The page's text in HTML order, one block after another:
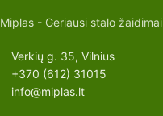
Miplas - Geriausi stalo žaidimai
Verkių g. 35, Vilnius
+370 (612) 31015
info@miplas.lt